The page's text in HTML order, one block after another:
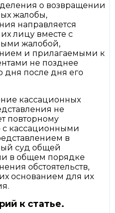
о возвращении
жалобы,
направляется
лицу вместе с
жалобой,
и прилагаемыми к
не позднее
дня после дня его
кассационных
не
повторному
кассационными
в
суд общей
в общем порядке
обстоятельств,
основанием для их
к статье.